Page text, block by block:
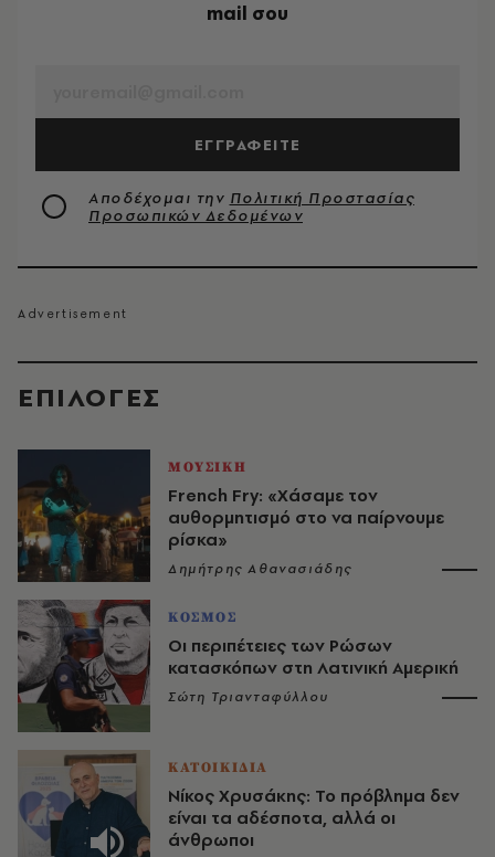
EΠΙΛΟΓΈΣ
ΜΟΥΣΙΚΗ
French Fry: «Χάσαμε τον
αυθορμητισμό στο να παίρνουμε
ρίσκα»
Δημήτρης Αθανασιάδης
ΚΟΣΜΟΣ
Οι περιπέτειες των Ρώσων
κατασκόπων στη Λατινική Αμερική
Σώτη Τριανταφύλλου
ΚΑΤΟΙΚΙΔΙΑ
Νίκος Χρυσάκης: Το πρόβλημα δεν
είναι τα αδέσποτα, αλλά οι
άνθρωποι
mail σου
ΕΓΓΡΑΦΕΙΤΕ
Αποδέχομαι την Πολιτική Προστασίας
Προσωπικών Δεδομένων